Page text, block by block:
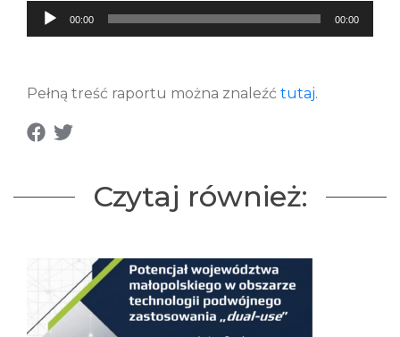
Audio
00:00 00:00
Pełną treść raportu można znaleźć tutaj.
Czytaj również: